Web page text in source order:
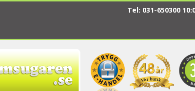
Tel: 031-650300